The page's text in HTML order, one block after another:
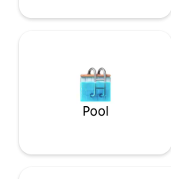
entfernt. (21399677)
Pool